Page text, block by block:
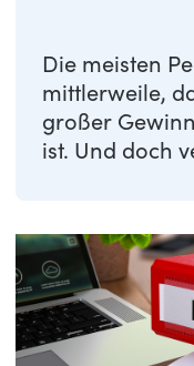
Die meisten
mittlerweile,
großer
ist. Und doch